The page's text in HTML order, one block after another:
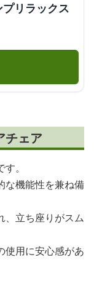
リラックス
チェア
。
な機能性を兼ね備
、立ち座りがスム
使用に安心感があ